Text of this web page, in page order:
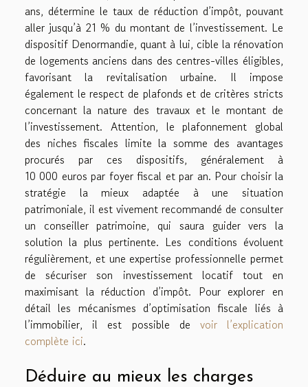
ans, détermine le taux de réduction d’impôt, pouvant
aller jusqu’à 21 % du montant de l’investissement. Le
dispositif Denormandie, quant à lui, cible la rénovation
de logements anciens dans des centres-villes éligibles,
favorisant la revitalisation urbaine. Il impose
également le respect de plafonds et de critères stricts
concernant la nature des travaux et le montant de
l’investissement. Attention, le plafonnement global
des niches fiscales limite la somme des avantages
procurés par ces dispositifs, généralement à
10 000 euros par foyer fiscal et par an. Pour choisir la
stratégie la mieux adaptée à une situation
patrimoniale, il est vivement recommandé de consulter
un conseiller patrimoine, qui saura guider vers la
solution la plus pertinente. Les conditions évoluent
régulièrement, et une expertise professionnelle permet
de sécuriser son investissement locatif tout en
maximisant la réduction d’impôt. Pour explorer en
détail les mécanismes d’optimisation fiscale liés à
l’immobilier, il est possible de voir l’explication
complète ici.
Déduire au mieux les charges